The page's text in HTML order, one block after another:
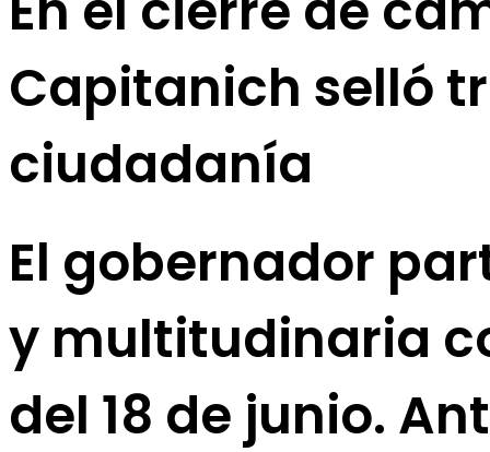
Capitanich selló
ciudadanía
El gobernador
y multitudinaria
del 18 de junio.